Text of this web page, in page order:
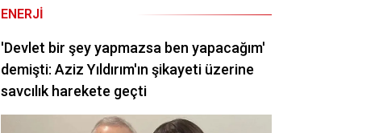
ENERJI
'Devlet bir şey yapmazsa ben yapacağım'
demişti: Aziz Yıldırım'ın şikayeti üzerine
savcılık harekete geçti